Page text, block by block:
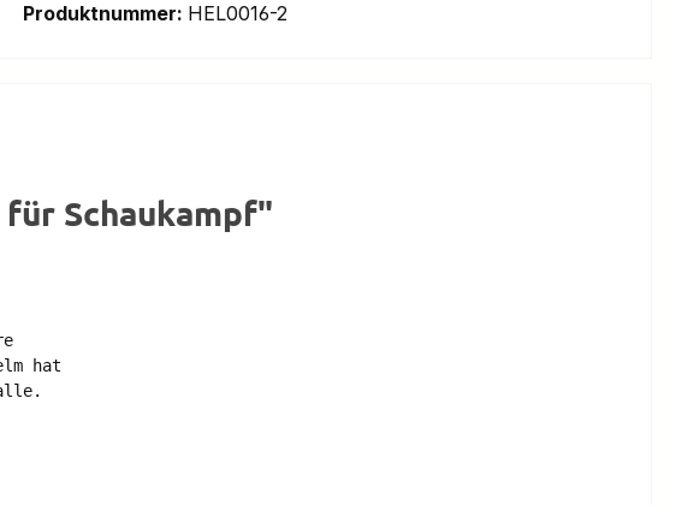
Produktnummer: HEL0016-2
Schaukampf"
hat